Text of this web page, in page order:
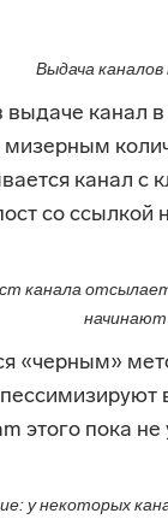
Выдача
выдаче канал
канал с
со ссылкой
канала
«черным»
этого пока
у некоторых